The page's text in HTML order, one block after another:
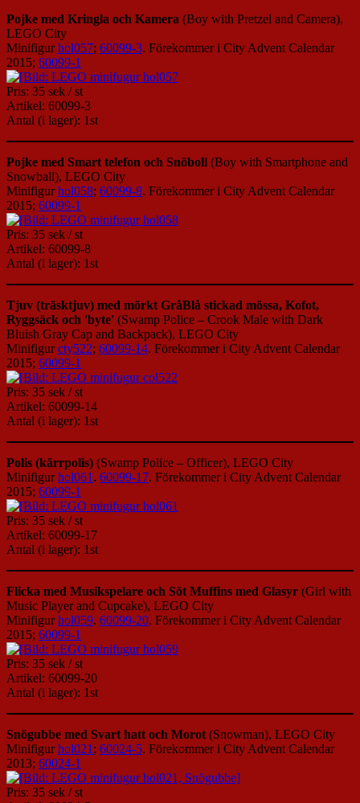
Pojke med Kringla och Kamera (Boy with Pretzel and Camera),
LEGO City
Minifigurhol057; 60099-3. Förekommer i City Advent Calendar
2015; 60099-1
Pris: 35 sek / st
Artikel: 60099-3
Antal (i lager): 1st
Pojke med Smart telefon och Snöboll (Boy with Smartphone and
Snowball), LEGO City
Minifigurhol058; 60099-8. Förekommer i City Advent Calendar
2015; 60099-1
Pris: 35 sek / st
Artikel: 60099-8
Antal (i lager): 1st
Tjuv (träsktjuv) med mörkt GråBlå stickad mössa, Kofot,
Ryggsäck och 'byte' (Swamp Police – Crook Male with Dark
Bluish Gray Cap and Backpack), LEGO City
Minifigurcty522; 60099-14. Förekommer i City Advent Calendar
2015; 60099-1
Pris: 35 sek / st
Artikel: 60099-14
Antal (i lager): 1st
Polis (kärrpolis) (Swamp Police – Officer), LEGO City
Minifigurhol061 . 60099-17. Förekommer i City Advent Calendar
2015; 60099-1
Pris: 35 sek / st
Artikel: 60099-17
Antal (i lager): 1st
Flicka med Musikspelare och Söt Muffins med Glasyr (Girl with
Music Player and Cupcake), LEGO City
Minifigurhol059. 60099-20. Förekommer i City Advent Calendar
2015; 60099-1
Pris: 35 sek / st
Artikel: 60099-20
Antal (i lager): 1st
Snögubbe med Svart hatt och Morot (Snowman), LEGO City
Minifigurhol021 ; 60024-5. Förekommer i City Advent Calendar
2013; 60024-1
Pris: 35 sek / st